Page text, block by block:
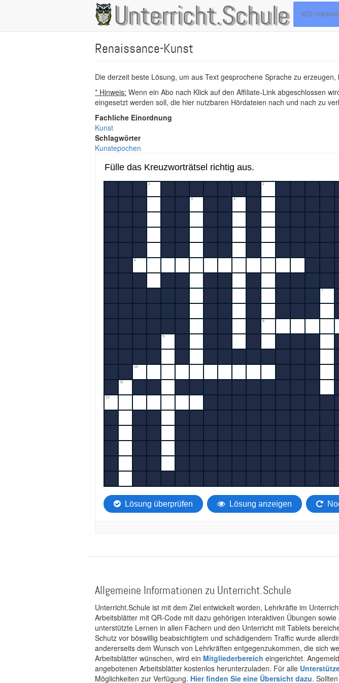
Unterricht.Schule
Main
navigation
NEU:
Renaissance-Kunst
Die derzeit beste Lösung, um aus Text gesprochene Sprache zu erzeugen,
* Hinweis: Wenn ein Abo nach Klick auf den Affiliate-Link abgeschlossen
eingesetzt werden soll, die hier nutzbaren Hördateien nach und nach zu
Fachliche Einordnung
Kunst
Schlagwörter
Kunstepochen
Allgemeine Informationen zu Unterricht.Schule
Unterricht.Schule ist mit dem Ziel entwickelt worden, Lehrkräfte im
Arbeitsblätter mit QR-Code mit dazu gehörigen interaktiven Übungen
unterstützte Lernen in allen Fächern und den Unterricht mit Tablets
Schutz vor böswillig beabsichtigtem und schädigendem Traffic wurde
andererseits dem Wunsch von Lehrkräften entgegenzukommen, die sich
Arbeitsblätter wünschen, wird ein Mitgliederbereich eingerichtet.
angebotenen Arbeitsblätter kostenlos herunterzuladen. Für alle
Möglichkeiten zur Verfügung. Hier finden Sie eine Übersicht dazu.